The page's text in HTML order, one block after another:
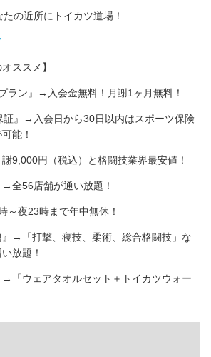
の近所にトイカツ道場！
ススメ】
ラン』→入会金無料！月謝1ヶ月無料！
』→入会日から30日以内はスポーツ保険
能！
9,000円（税込）と格闘技業界最安値！
全56店舗が通い放題！
夜23時まで年中無休！
→「打撃、寝技、柔術、総合格闘技」な
放題！
「ウェアタオルセット＋トイカツウォー